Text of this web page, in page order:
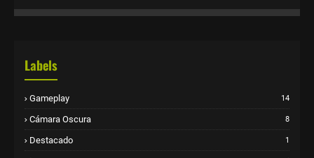
Labels
Gameplay 14
Cámara Oscura 8
Destacado 1